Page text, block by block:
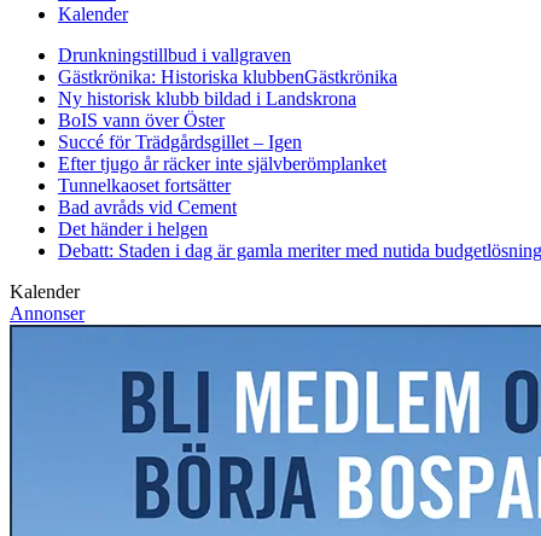
Kalender
Drunkningstillbud i vallgraven
Gästkrönika: Historiska klubbenGästkrönika
Ny historisk klubb bildad i Landskrona
BoIS vann över Öster
Succé för Trädgårdsgillet – Igen
Efter tjugo år räcker inte självberömplanket
Tunnelkaoset fortsätter
Bad avråds vid Cement
Det händer i helgen
Debatt: Staden i dag är gamla meriter med nutida
Kalender
Annonser